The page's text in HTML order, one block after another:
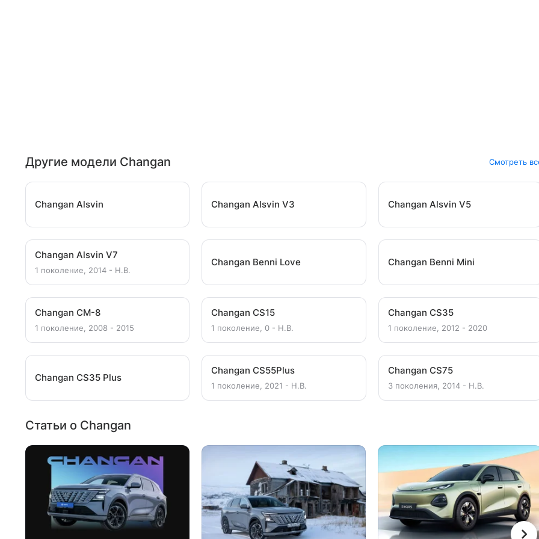
Другие модели Changan Смотреть
Changan Alsvin Changan Alsvin V3 Changan Alsvin V5
Changan Alsvin V7
1 поколение, 2014 - Н.В.
Changan Benni Love Changan Benni Mini
Changan CM-8
1 поколение, 2008 - 2015
Changan CS15
1 поколение, 0 - Н.В.
Changan CS35
1 поколение, 2012 - 2020
Changan CS35 Plus
Changan CS55Plus
1 поколение, 2021 - Н.В.
Changan CS75
3 поколения, 2014 - Н.В.
Статьи о Changan